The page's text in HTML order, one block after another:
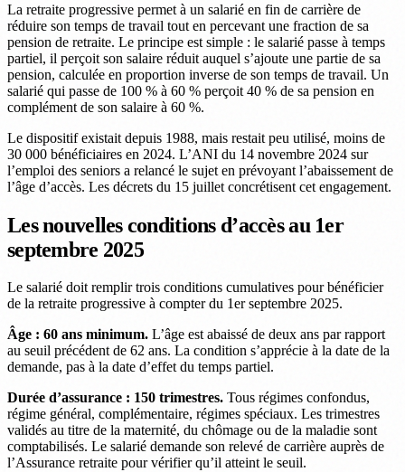
La retraite progressive permet à un salarié en fin de carrière de
réduire son temps de travail tout en percevant une fraction de sa
pension de retraite. Le principe est simple : le salarié passe à temps
partiel, il perçoit son salaire réduit auquel s’ajoute une partie de sa
pension, calculée en proportion inverse de son temps de travail. Un
salarié qui passe de 100 % à 60 % perçoit 40 % de sa pension en
complément de son salaire à 60 %.
Le dispositif existait depuis 1988, mais restait peu utilisé, moins de
30 000 bénéficiaires en 2024. L’ANI du 14 novembre 2024 sur
l’emploi des seniors a relancé le sujet en prévoyant l’abaissement de
l’âge d’accès. Les décrets du 15 juillet concrétisent cet engagement.
Les nouvelles conditions d’accès au 1er
septembre 2025
Le salarié doit remplir trois conditions cumulatives pour bénéficier
de la retraite progressive à compter du 1er septembre 2025.
Âge : 60 ans minimum. L’âge est abaissé de deux ans par rapport
au seuil précédent de 62 ans. La condition s’apprécie à la date de la
demande, pas à la date d’effet du temps partiel.
Durée d’assurance : 150 trimestres. Tous régimes confondus,
régime général, complémentaire, régimes spéciaux. Les trimestres
validés au titre de la maternité, du chômage ou de la maladie sont
comptabilisés. Le salarié demande son relevé de carrière auprès de
l’Assurance retraite pour vérifier qu’il atteint le seuil.